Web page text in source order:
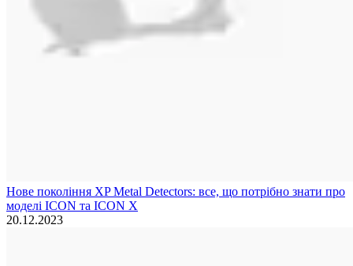
Нове покоління XP Metal Detectors: все, що потрібно знати про
моделі ICON та ICON X
20.12.2023